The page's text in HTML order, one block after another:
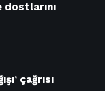
dostlarını
çağrısı